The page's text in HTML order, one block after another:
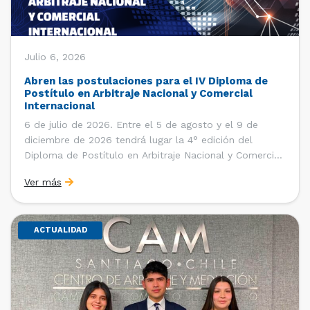
Julio 6, 2026
Abren las postulaciones para el IV Diploma de
Postítulo en Arbitraje Nacional y Comercial
Internacional
6 de julio de 2026. Entre el 5 de agosto y el 9 de
diciembre de 2026 tendrá lugar la 4° edición del
Diploma de Postítulo en Arbitraje Nacional y Comercial
Derecho Internacional de la Facultad de Derecho de la
Universidad de Chile y […]
Ver más
ACTUALIDAD